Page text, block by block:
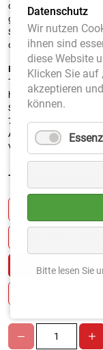
diese Tennisnlage wird
gefertigt. Die
Stirnband in 38 mm
doppelt vernäht. Das
Ersatznetz für die
Tennisnetz wird
hier verfügen wir über
Seiten- und
76 mm. Die Plane hat
Alle abgebildeten Fotos
Verfügbarkeit andere
ERSATZNETZ FÜR
ERSATZNETZ FÜR
ERSATZNETZ FÜR
Datenschutz
Wir nutzen
ihnen sind
diese Website
Klicken Sie auf
akzeptieren
können.
Bitte lesen Sie